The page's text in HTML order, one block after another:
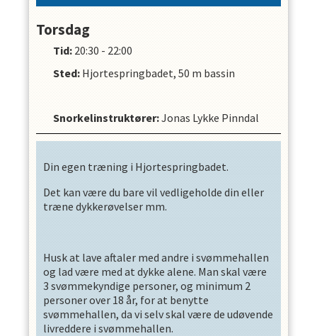
Torsdag
Tid: 20:30 - 22:00
Sted: Hjortespringbadet, 50 m bassin
Snorkelinstruktører:Jonas Lykke Pinndal
Din egen træning i Hjortespringbadet.
Det kan være du bare vil vedligeholde din eller
træne dykkerøvelser mm.
Husk at lave aftaler med andre i svømmehallen
og lad være med at dykke alene. Man skal være
3 svømmekyndige personer, og minimum 2
personer over 18 år, for at benytte
svømmehallen, da vi selv skal være de udøvende
livreddere i svømmehallen.